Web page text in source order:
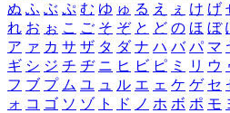
ぬ ふ ぶ ぷ む ゆ ゅ る え ぇ け げ
れ お ぉ こ ご そ ぞ と ど の ほ ぼ
ア ァ カ サ ザ タ ダ ナ ハ バ パ マ
ギ シ ジ チ ヂ ニ ヒ ビ ピ ミ リ ウ
フ ブ プ ム ユ ュ ル エ ェ ケ ゲ セ
ォ コ ゴ ソ ゾ ト ド ノ ホ ボ ポ モ